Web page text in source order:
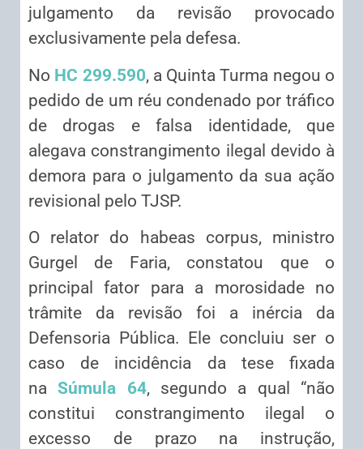
julgamento da revisão provocado
exclusivamente pela defesa.
No HC 299.590, a Quinta Turma negou o
pedido de um réu condenado por tráfico
de drogas e falsa identidade, que
alegava constrangimento ilegal devido à
demora para o julgamento da sua ação
revisional pelo TJSP.
O relator do habeas corpus, ministro
Gurgel de Faria, constatou que o
principal fator para a morosidade no
trâmite da revisão foi a inércia da
Defensoria Pública. Ele concluiu ser o
caso de incidência da tese fixada
naSúmula 64, segundo a qual “não
constitui constrangimento ilegal o
excesso de prazo na instrução,